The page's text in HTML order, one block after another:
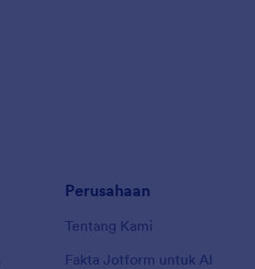
Perusahaan
Tentang Kami
Fakta Jotform untuk AI